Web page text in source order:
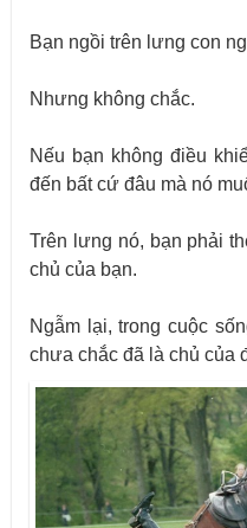
Bạn ngồi trên lưng con
Nhưng không chắc.
Nếu bạn không điều
đến bất cứ đâu mà nó
Trên lưng nó, bạn phải
chủ của bạn.
Ngẫm lại, trong cuộc
chưa chắc đã là chủ của